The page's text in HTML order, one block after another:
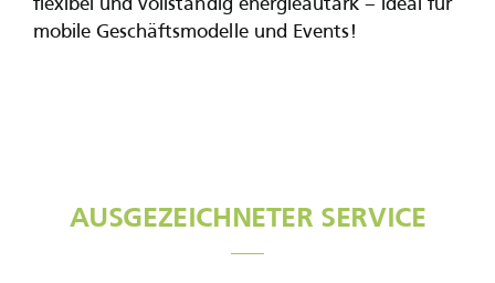
flexibel und vollständig energieautark – ideal für
mobile Geschäftsmodelle und Events!
AUSGEZEICHNETER SERVICE